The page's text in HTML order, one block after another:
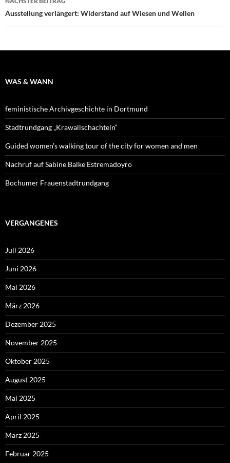
Ausstellung verlängert: Widerstand auf Wiesen und Wellen
WAS & WANN
feministische Archivgeschichte in Dortmund
Stadtrundgang „Krawallschachteln“
Guided women’s walking tour of the city for women and men
Nachruf auf Sabine Balke Estremadoyro
Bochumer Frauenstadtrundgang
VERGANGENES
Juli 2026
Juni 2026
Mai 2026
März 2026
Dezember 2025
November 2025
Oktober 2025
August 2025
Mai 2025
April 2025
März 2025
Februar 2025